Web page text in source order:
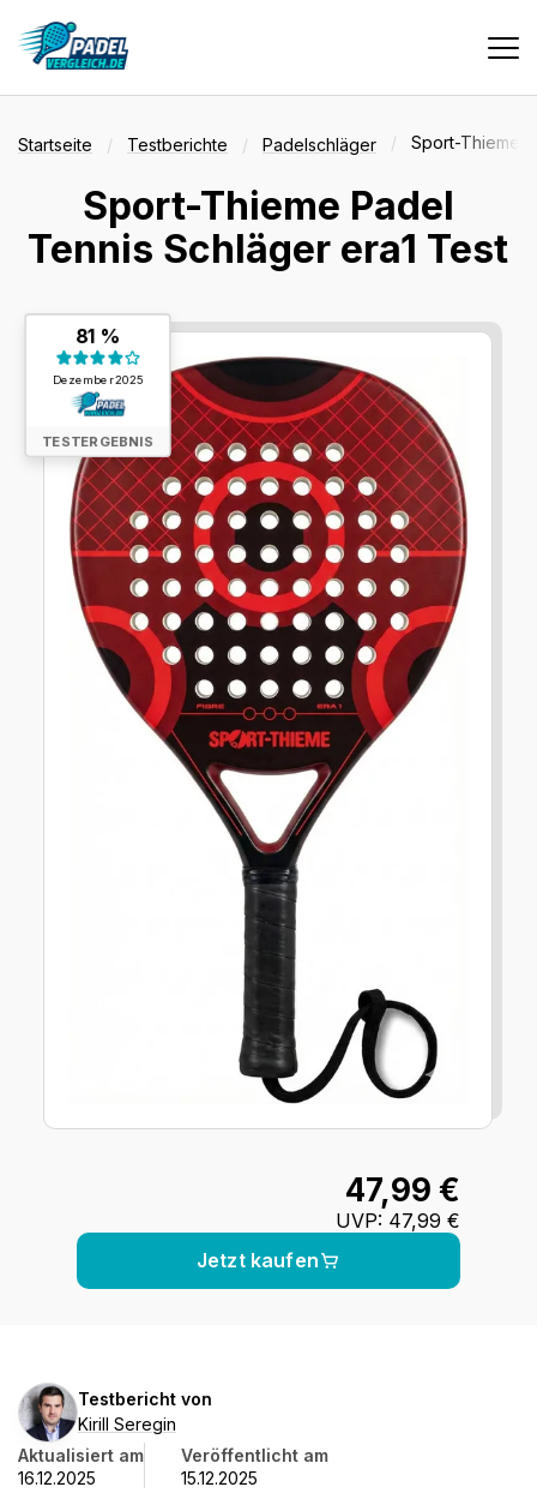
Vergleiche
Tests
Deals
Suche
Startseite Testberichte Padelschläger Sport-Thieme
Sport-Thieme Padel
Tennis Schläger era1 Test
81 %
Dezember 2025
Testergebnis:
81 %
TESTERGEBNIS
47,99 €
UVP: 47,99 €
Jetzt kaufen
Kirill
Seregin
Testbericht von
Kirill Seregin
Aktualisiert am
16.12.2025
Veröffentlicht am
15.12.2025